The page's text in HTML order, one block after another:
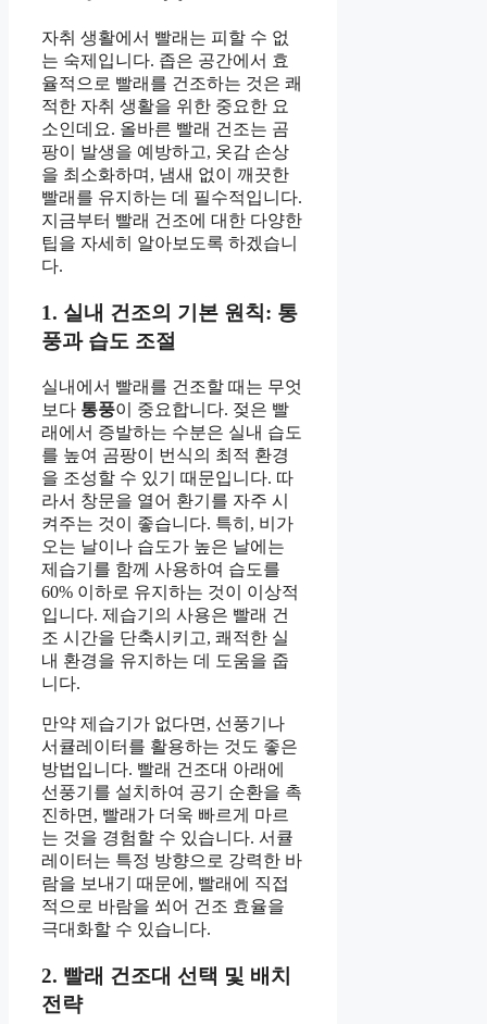
자취 생활에서 빨래는 피할 수 없
는 숙제입니다. 좁은 공간에서 효
율적으로 빨래를 건조하는 것은 쾌
적한 자취 생활을 위한 중요한 요
소인데요. 올바른 빨래 건조는 곰
팡이 발생을 예방하고, 옷감 손상
을 최소화하며, 냄새 없이 깨끗한
빨래를 유지하는 데 필수적입니다.
지금부터 빨래 건조에 대한 다양한
팁을 자세히 알아보도록 하겠습니
다.
1. 실내 건조의 기본 원칙: 통
풍과 습도 조절
실내에서 빨래를 건조할 때는 무엇
보다 통풍이 중요합니다. 젖은 빨
래에서 증발하는 수분은 실내 습도
를 높여 곰팡이 번식의 최적 환경
을 조성할 수 있기 때문입니다. 따
라서 창문을 열어 환기를 자주 시
켜주는 것이 좋습니다. 특히, 비가
오는 날이나 습도가 높은 날에는
제습기를 함께 사용하여 습도를
60% 이하로 유지하는 것이 이상적
입니다. 제습기의 사용은 빨래 건
조 시간을 단축시키고, 쾌적한 실
내 환경을 유지하는 데 도움을 줍
니다.
만약 제습기가 없다면, 선풍기나
서큘레이터를 활용하는 것도 좋은
방법입니다. 빨래 건조대 아래에
선풍기를 설치하여 공기 순환을 촉
진하면, 빨래가 더욱 빠르게 마르
는 것을 경험할 수 있습니다. 서큘
레이터는 특정 방향으로 강력한 바
람을 보내기 때문에, 빨래에 직접
적으로 바람을 쐬어 건조 효율을
극대화할 수 있습니다.
2. 빨래 건조대 선택 및 배치
전략